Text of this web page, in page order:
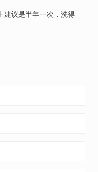
建议是半年一次，洗得